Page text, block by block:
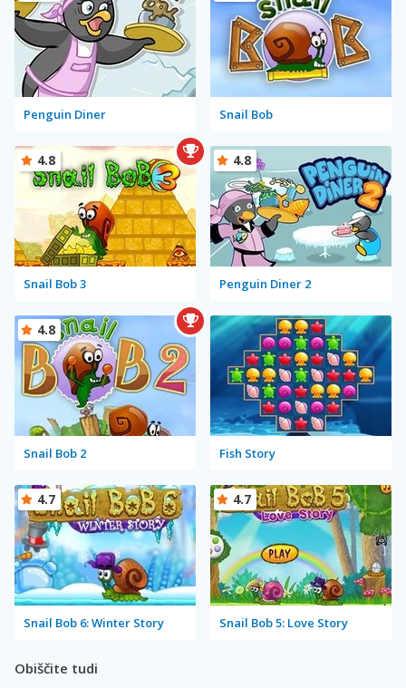
Penguin Diner Snail Bob
Snail Bob 3
4.8
Penguin Diner 2
4.8
Snail Bob 2
4.8
Fish Story
Snail Bob 6: Winter Story
4.7
Snail Bob 5: Love Story
4.7
Obiščite tudi